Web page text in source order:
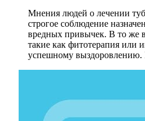
Мнения людей о лечении
строгое соблюдение
вредных привычек. В то же
такие как фитотерапия или
успешному выздоровлению.